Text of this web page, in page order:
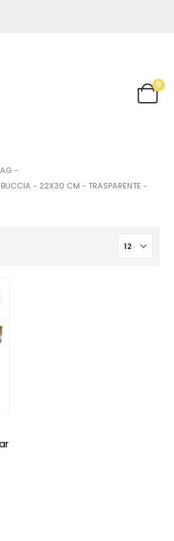
0
-
- 22X30 CM - TRASPARENTE -